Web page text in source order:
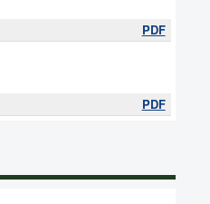
PDF
PDF